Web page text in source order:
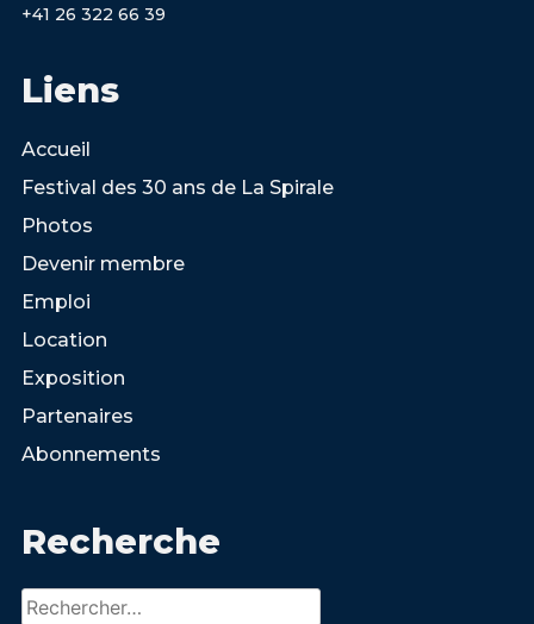
+41 26 322 66 39
Liens
Accueil
Festival des 30 ans de La Spirale
Photos
Devenir membre
Emploi
Location
Exposition
Partenaires
Abonnements
Recherche
Rechercher :